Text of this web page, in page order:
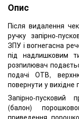
Опис
Після видалення
ручку запірно-
ЗПУ і вогнегасна
під надлишковим
розпилювач
подачі ОТВ,
повернути у вихідне
Запірно-пусковий
(балон)
приведення